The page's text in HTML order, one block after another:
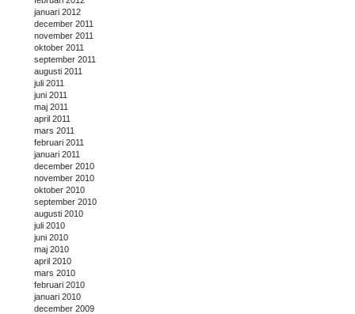
januari 2012
december 2011
november 2011
oktober 2011
september 2011
augusti 2011
juli 2011
juni 2011
maj 2011
april 2011
mars 2011
februari 2011
januari 2011
december 2010
november 2010
oktober 2010
september 2010
augusti 2010
juli 2010
juni 2010
maj 2010
april 2010
mars 2010
februari 2010
januari 2010
december 2009